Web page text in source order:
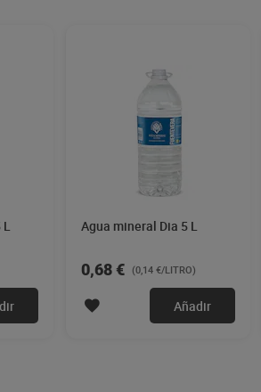
L Agua mineral Dia 5 L
0,68 € (0,14 €/LITRO)
Añadir